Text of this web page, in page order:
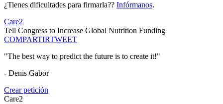
¿Tienes dificultades para firmarla?? Infórmanos.
Care2
Tell Congress to Increase Global Nutrition Funding
COMPARTIRTWEET
"The best way to predict the future is to create it!"
- Denis Gabor
Crear petición
Care2